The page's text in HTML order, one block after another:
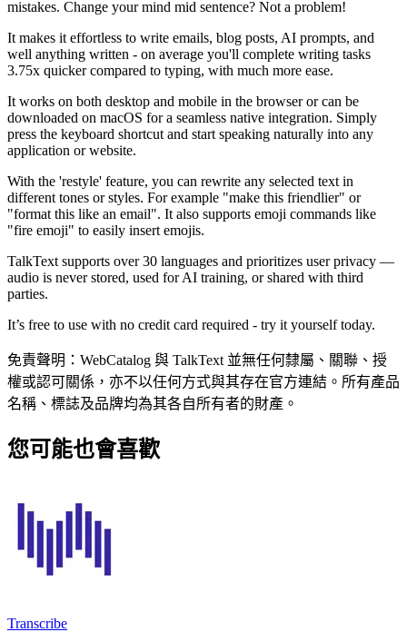
mistakes. Change your mind mid sentence? Not a problem!
It makes it effortless to write emails, blog posts, AI prompts, and
well anything written - on average you'll complete writing tasks
3.75x quicker compared to typing, with much more ease.
It works on both desktop and mobile in the browser or can be
downloaded on macOS for a seamless native integration. Simply
press the keyboard shortcut and start speaking naturally into any
application or website.
With the 'restyle' feature, you can rewrite any selected text in
different tones or styles. For example "make this friendlier" or
"format this like an email". It also supports emoji commands like
"fire emoji" to easily insert emojis.
TalkText supports over 30 languages and prioritizes user privacy —
audio is never stored, used for AI training, or shared with third
parties.
It’s free to use with no credit card required - try it yourself today.
免責聲明：WebCatalog 與 TalkText 並無任何隸屬、關聯、授
權或認可關係，亦不以任何方式與其存在官方連結。所有產品
名稱、標誌及品牌均為其各自所有者的財產。
您可能也會喜歡
Transcribe